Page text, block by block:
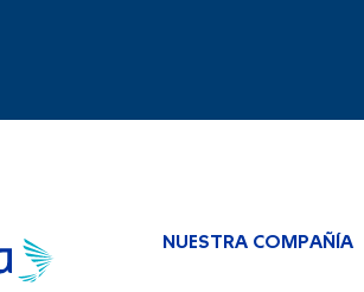
NUESTRA COMPAÑÍA